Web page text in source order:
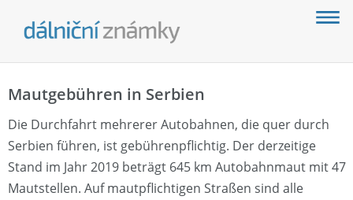
Mautgebühren in Serbien
Die Durchfahrt mehrerer Autobahnen, die quer durch
Serbien führen, ist gebührenpflichtig. Der derzeitige
Stand im Jahr 2019 beträgt 645 km Autobahnmaut mit 47
Mautstellen. Auf mautpflichtigen Straßen sind alle